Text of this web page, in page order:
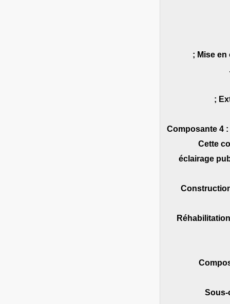
Composante 4
Cette
éclairage
•
•
Sous-